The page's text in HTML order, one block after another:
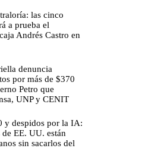
las cinco
a prueba el
Andrés Castro en
denuncia
por más de $370
Petro que
UNP y CENIT
y despidos por la IA:
EE. UU. están
sin sacarlos del